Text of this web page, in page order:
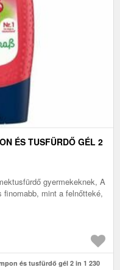
ÉS TUSFÜRDŐ GÉL 2
gyermekeknek, A
mint a felnőtteké,
és tusfürdő gél 2 in 1 230